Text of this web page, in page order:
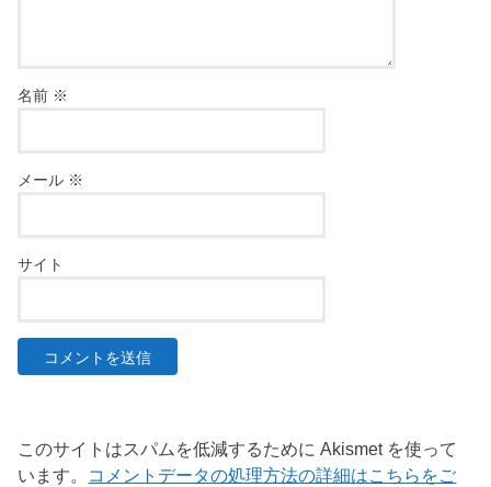
名前 ※
メール ※
サイト
このサイトはスパムを低減するために Akismet を使って
います。 コメントデータの処理方法の詳細はこちらをご